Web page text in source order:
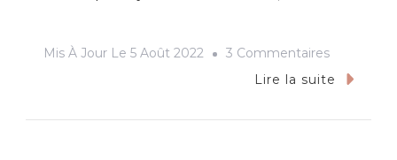
Mis À Jour Le 5 Août 2022 3 CommentairesSur
Nomade
Lire la suite